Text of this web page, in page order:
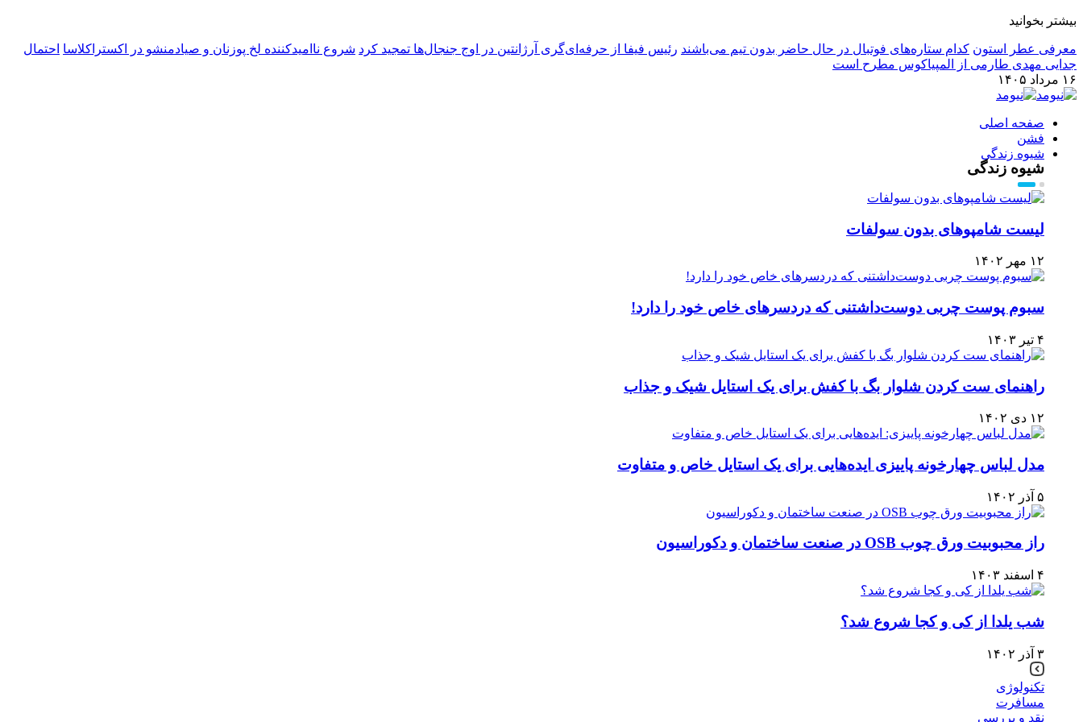
بیشتر بخوانید
معرفی عطر استون کدام ستاره‌های فوتبال در حال حاضر بدون تیم می‌باشند رئیس فیفا از حرفه‌ای‌گری آرژانتین در اوج جنجال‌ها تمجید کرد شروع ناامیدکننده لخ پوزنان و صیادمنشو در اکستراکلاسا احتمال
جدایی مهدی طارمی از المپیاکوس مطرح است
۱۶ مرداد ۱۴۰۵
صفحه اصلی
فشن
شیوه زندگی
شیوه زندگی
لیست شامپوهای بدون سولفات
۱۲ مهر ۱۴۰۲
سبوم پوست چربی دوست‌داشتنی که دردسرهای خاص خود را دارد!
۴ تیر ۱۴۰۳
راهنمای ست کردن شلوار بگ با کفش برای یک استایل شیک و جذاب
۱۲ دی ۱۴۰۲
مدل لباس چهارخونه پاییزی ایده‌هایی برای یک استایل خاص و متفاوت
۵ آذر ۱۴۰۲
راز محبوبیت ورق چوب OSB در صنعت ساختمان و دکوراسیون
۴ اسفند ۱۴۰۳
شب یلدا از کی و کجا شروع شد؟
۳ آذر ۱۴۰۲
تکنولوژی
مسافرت
نقد و بررسی